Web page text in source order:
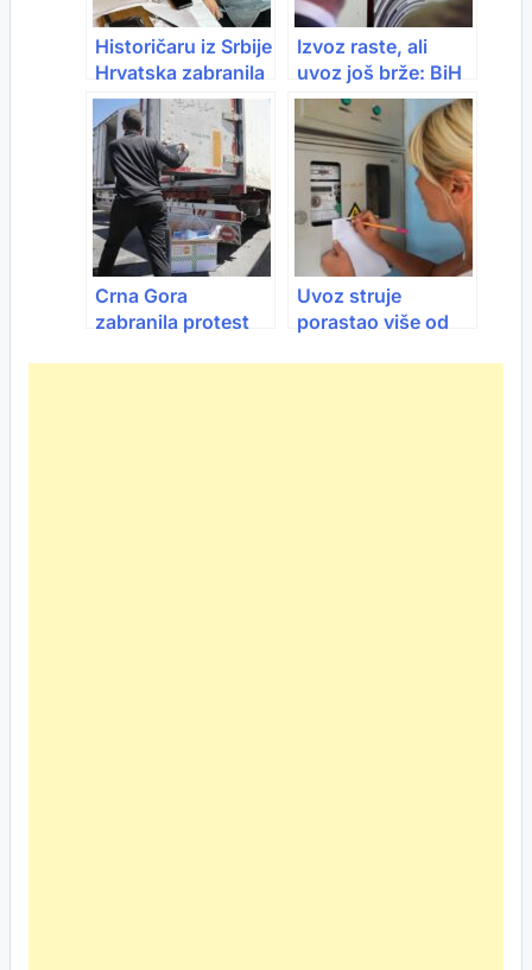
Historičaru iz Srbije
Hrvatska zabranila
ulazak, krenuo na
promociju knjige
“Tesla, Srbin sam”
Izvoz raste, ali
uvoz još brže: BiH
u minusu 13
milijardi maraka
Crna Gora
zabranila protest
Uvoz struje
porastao više od